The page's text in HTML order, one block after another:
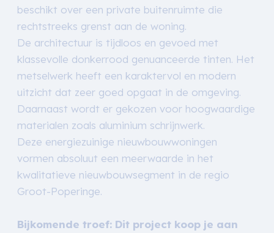
beschikt over een private buitenruimte die
rechtstreeks grenst aan de woning.
De architectuur is tijdloos en gevoed met
klassevolle donkerrood genuanceerde tinten. Het
metselwerk heeft een karaktervol en modern
uitzicht dat zeer goed opgaat in de omgeving.
Daarnaast wordt er gekozen voor hoogwaardige
materialen zoals aluminium schrijnwerk.
Deze energiezuinige nieuwbouwwoningen
vormen absoluut een meerwaarde in het
kwalitatieve nieuwbouwsegment in de regio
Groot-Poperinge.
Bijkomende troef: Dit project koop je aan